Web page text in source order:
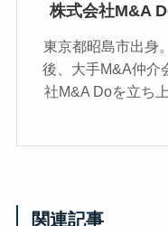
株式会社M&A
東京都昭島市出身
後、大手M&A仲介
社M&A Doを立ち
関連記事